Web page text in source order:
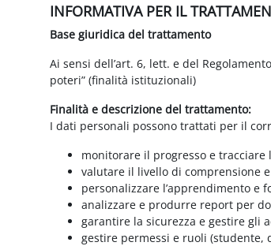
INFORMATIVA PER IL
Base giuridica del trattamento
Ai sensi dell’art. 6, lett. e del
poteri” (finalità istituzionali)
Finalità e descrizione del trattamento:
I dati personali possono trattati per il
monitorare il progresso e
valutare il livello di comprensione e
personalizzare l’apprendimento e
analizzare e produrre report per
garantire la sicurezza e gestire gli
gestire permessi e ruoli (studente,